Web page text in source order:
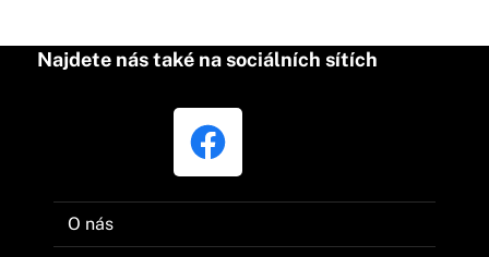
Najdete nás také na sociálních sítích
O nás